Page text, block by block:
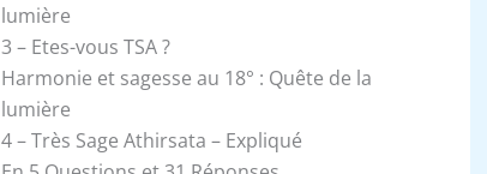
lumière
3 – Etes-vous TSA ?
Harmonie et sagesse au 18° : Quête de la
lumière
4 – Très Sage Athirsata – Expliqué